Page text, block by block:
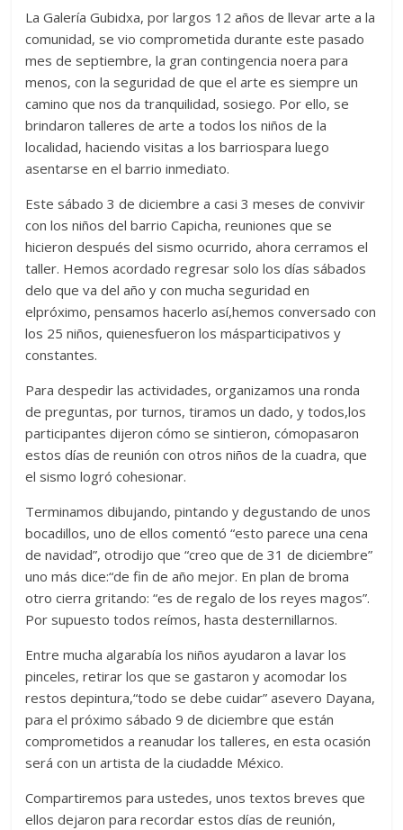
La Galería Gubidxa, por largos 12 años de llevar arte a la
comunidad, se vio comprometida durante este pasado
mes de septiembre, la gran contingencia noera para
menos, con la seguridad de que el arte es siempre un
camino que nos da tranquilidad, sosiego. Por ello, se
brindaron talleres de arte a todos los niños de la
localidad, haciendo visitas a los barriospara luego
asentarse en el barrio inmediato.
Este sábado 3 de diciembre a casi 3 meses de convivir
con los niños del barrio Capicha, reuniones que se
hicieron después del sismo ocurrido, ahora cerramos el
taller. Hemos acordado regresar solo los días sábados
delo que va del año y con mucha seguridad en
elpróximo, pensamos hacerlo así,hemos conversado con
los 25 niños, quienesfueron los másparticipativos y
constantes.
Para despedir las actividades, organizamos una ronda
de preguntas, por turnos, tiramos un dado, y todos,los
participantes dijeron cómo se sintieron, cómopasaron
estos días de reunión con otros niños de la cuadra, que
el sismo logró cohesionar.
Terminamos dibujando, pintando y degustando de unos
bocadillos, uno de ellos comentó “esto parece una cena
de navidad”, otrodijo que “creo que de 31 de diciembre”
uno más dice:“de fin de año mejor. En plan de broma
otro cierra gritando: “es de regalo de los reyes magos”.
Por supuesto todos reímos, hasta desternillarnos.
Entre mucha algarabía los niños ayudaron a lavar los
pinceles, retirar los que se gastaron y acomodar los
restos depintura,“todo se debe cuidar” asevero Dayana,
para el próximo sábado 9 de diciembre que están
comprometidos a reanudar los talleres, en esta ocasión
será con un artista de la ciudadde México.
Compartiremos para ustedes, unos textos breves que
ellos dejaron para recordar estos días de reunión,